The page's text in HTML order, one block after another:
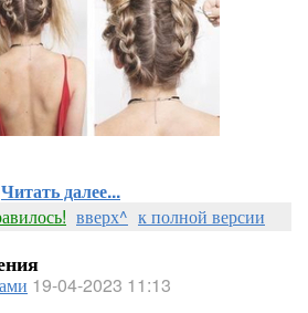
Читать далее...
вверх^ к полной версии
19-04-2023 11:13